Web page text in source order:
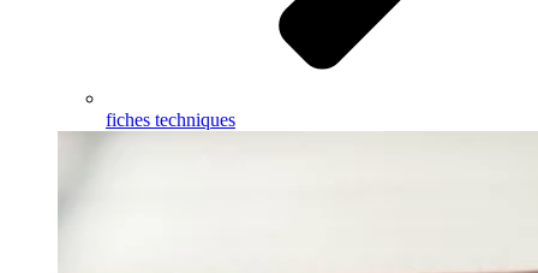
fiches techniques